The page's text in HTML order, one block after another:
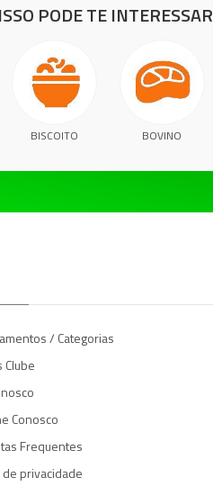
ISSO PODE TE INTERESSAR
BISCOITO BOVINO
/ Categorias
Clube
Conosco
Frequentes
de privacidade